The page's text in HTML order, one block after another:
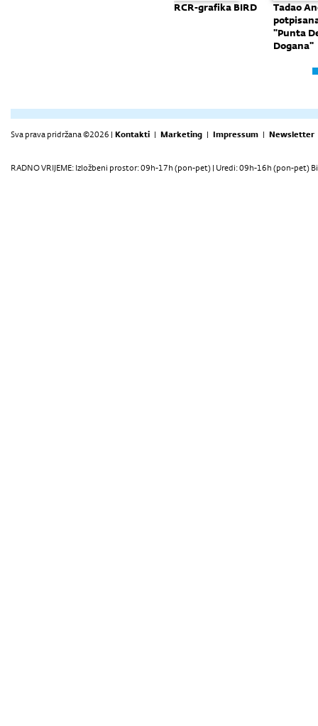
RCR-grafika BIRD
Tadao
"Punta
Dogana"
Sva prava pridržana ©2026 | Kontakti | Marketing | Impressum | Newsletter
RADNO VRIJEME: Izložbeni prostor: 09h-17h (pon-pet) | Uredi: 09h-16h (pon-pet)